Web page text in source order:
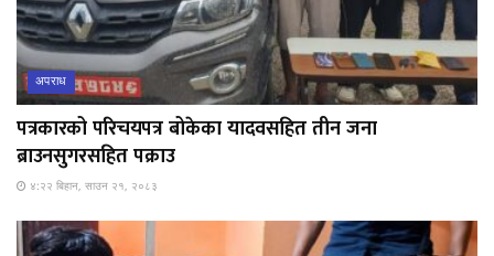
अपराध
पत्रकारको परिचयपत्र बोकेका यादवसहित तीन जना
ब्राउनसुगरसहित पक्राउ
४:२२ बिहान, साउन २१, २०८३